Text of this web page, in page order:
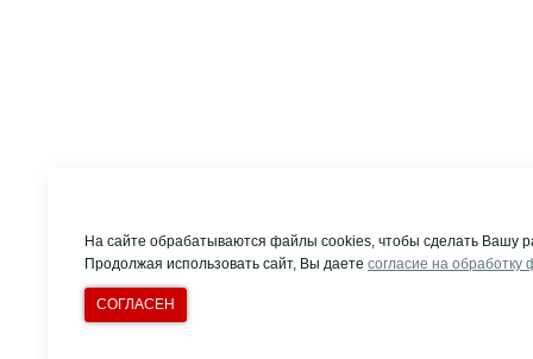
На сайте обрабатываются файлы cookies, чтобы сделать Вашу
Продолжая использовать сайт, Вы даете согласие на обработку
СОГЛАСЕН